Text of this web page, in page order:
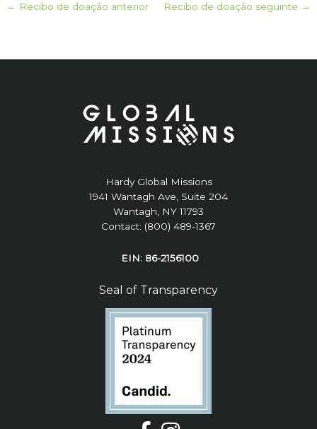
← Recibo de doação anterior Recibo de doação seguinte →
Hardy Global Missions
1941 Wantagh Ave, Suite 204
Wantagh, NY 11793
Contact: (800) 489-1367
EIN: 86-2156100
Seal of Transparency